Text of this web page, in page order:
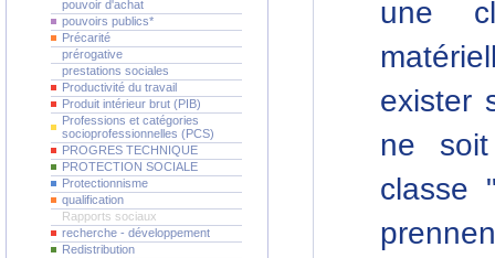
pouvoir d'achat
pouvoirs publics*
Précarité
prérogative
prestations sociales
Productivité du travail
Produit intérieur brut (PIB)
Professions et catégories
socioprofessionnelles (PCS)
PROGRES TECHNIQUE
PROTECTION SOCIALE
Protectionnisme
qualification
Rapports sociaux
recherche - développement
Redistribution
une
exister
ne
classe